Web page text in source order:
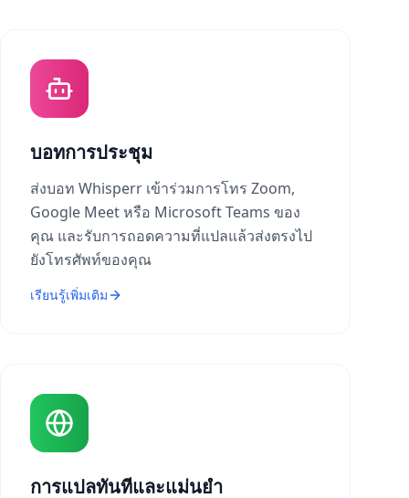
บอทการประชุม
ส่งบอท Whisperr เข้าร่วมการโทร Zoom,
Google Meet หรือ Microsoft Teams ของ
คุณ และรับการถอดความที่แปลแล้วส่งตรงไป
ยังโทรศัพท์ของคุณ
เรียนรู้เพิ่มเติม
การแปลทันทีและแม่นยำ